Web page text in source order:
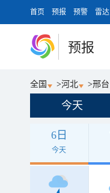
首页 预报 预警 雷达
预报
全国 >河北 >邢台
今天
6日
今天